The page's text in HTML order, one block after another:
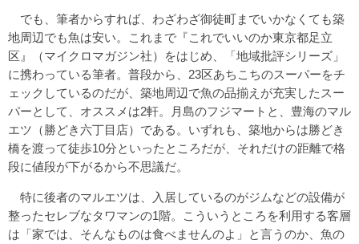
でも、筆者からすれば、わざわざ御徒町までいかなくても築
地周辺でも魚は安い。これまで『これでいいのか東京都足立
区』（マイクロマガジン社）をはじめ、「地域批評シリーズ」
に携わっている筆者。普段から、23区あちこちのスーパーをチ
ェックしているのだが、築地周辺で魚の品揃えが充実したスー
パーとして、オススメは2軒。月島のフジマートと、豊海のマル
エツ（勝どき六丁目店）である。いずれも、築地からは勝どき
橋を渡って徒歩10分といったところだが、それだけの距離で格
段に値段が下がるから不思議だ。
特に後者のマルエツは、入居しているのがジムなどの設備が
整ったセレブなタワマンの1階。こういうところを利用する客層
は「家では、そんなものは食べませんのよ」と言うのか、魚の